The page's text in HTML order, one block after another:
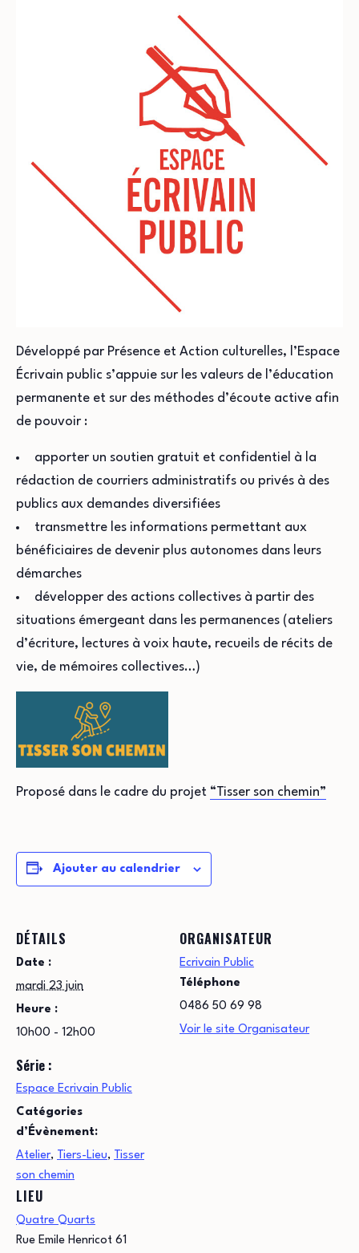
Développé par Présence et Action culturelles, l’Espace
Écrivain public s’appuie sur les valeurs de l’éducation
permanente et sur des méthodes d’écoute active afin
de pouvoir :
apporter un soutien gratuit et confidentiel à la
rédaction de courriers administratifs ou privés à des
publics aux demandes diversifiées
transmettre les informations permettant aux
bénéficiaires de devenir plus autonomes dans leurs
démarches
développer des actions collectives à partir des
situations émergeant dans les permanences (ateliers
d’écriture, lectures à voix haute, recueils de récits de
vie, de mémoires collectives…)
Proposé dans le cadre du projet “Tisser son chemin”
Ajouter au calendrier
DÉTAILS
Date :
mardi 23 juin
Heure :
10h00 - 12h00
Série :
Espace Ecrivain Public
Catégories
d’Évènement:
Atelier, Tiers-Lieu, Tisser
son chemin
LIEU
Quatre Quarts
Rue Emile Henricot 61
ORGANISATEUR
Ecrivain Public
Téléphone
0486 50 69 98
Voir le site Organisateur